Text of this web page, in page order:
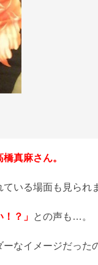
橋真麻さん。
いる場面も見られ
？」 との声も…。
なイメージだった